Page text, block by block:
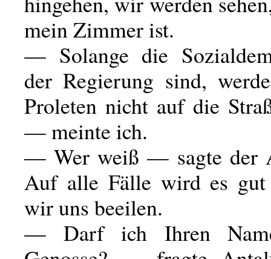
mein Zimmer ist.
— Solange die
der Regierung sind,
Proleten nicht auf die
— meinte ich.
— Wer weiß — sagte der
Auf alle Fälle wird es gut
wir uns beeilen.
— Darf ich Ihren